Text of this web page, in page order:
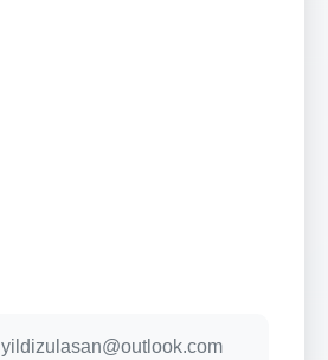
yildizulasan@outlook.com